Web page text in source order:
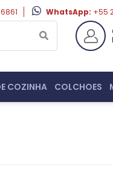
WhatsApp: +55
COZINHA COLCHOES